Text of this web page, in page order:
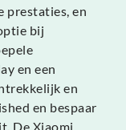
prestaties, en
bij
en een
en
en bespaar
De Xiaomi